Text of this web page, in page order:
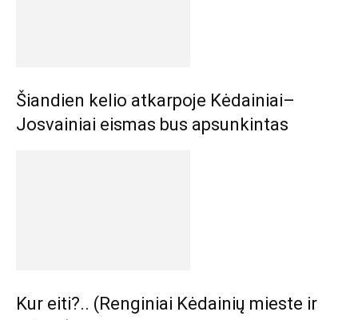
Šiandien kelio atkarpoje Kėdainiai–
Josvainiai eismas bus apsunkintas
Kur eiti?.. (Renginiai Kėdainių mieste ir